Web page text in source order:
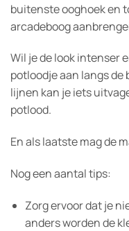
buitenste ooghoek en
arcadeboog
Wil je de look intenser
potloodje aan langs de
lijnen kan je iets
potlood.
En als laatste mag de
Nog een aantal tips:
Zorg ervoor dat je
anders worden de